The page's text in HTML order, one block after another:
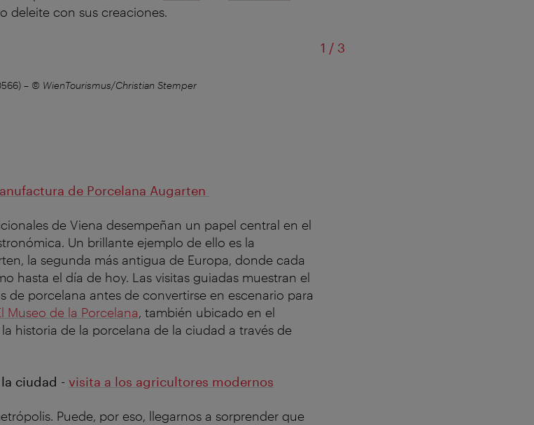
deleite con sus creaciones.
1 /of
3
– © WienTourismus/Christian Stemper
de Porcelana Augarten
de Viena desempeñan un papel central en el
Un brillante ejemplo de ello es la
la segunda más antigua de Europa, donde cada
hasta el día de hoy. Las visitas guiadas muestran el
de porcelana antes de convertirse en escenario para
Museo de la Porcelana, también ubicado en el
historia de la porcelana de la ciudad a través de
ciudad - visita a los agricultores modernos
Puede, por eso, llegarnos a sorprender que